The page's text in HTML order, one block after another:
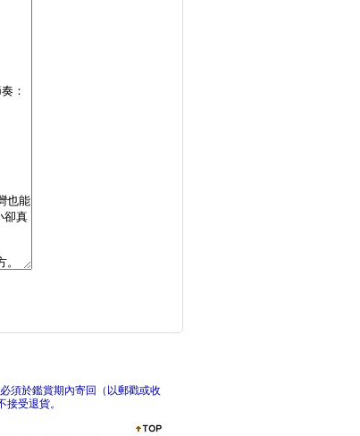
須於鑑賞期內寄回（以郵戳或收
受退貨。